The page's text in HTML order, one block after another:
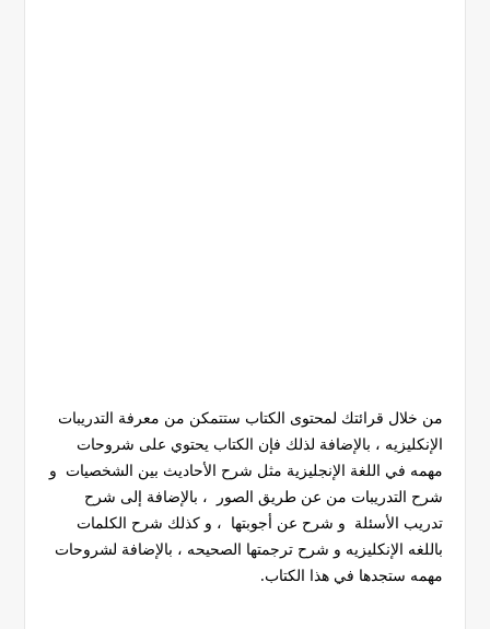
من خلال قرائتك لمحتوى الكتاب ستتمكن من معرفة التدريبات
الإنكليزيه ، بالإضافة لذلك فإن الكتاب يحتوي على شروحات
مهمه في اللغة الإنجليزية مثل شرح الأحاديث بين الشخصيات و
شرح التدريبات من عن طريق الصور ، بالإضافة إلى شرح
تدريب الأسئلة و شرح عن أجوبتها ، و كذلك شرح الكلمات
باللغه الإنكليزيه و شرح ترجمتها الصحيحه ، بالإضافة لشروحات
مهمه ستجدها في هذا الكتاب.